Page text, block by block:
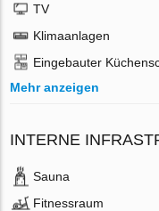
TV
Klimaanlagen
Eingebauter
Mehr anzeigen
INTERNE
Sauna
Fitnessraum